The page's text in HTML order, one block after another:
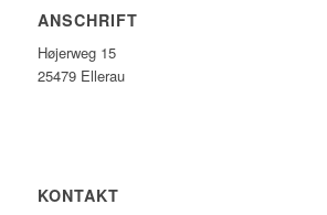
ANSCHRIFT
Højerweg 15
25479 Ellerau
KONTAKT